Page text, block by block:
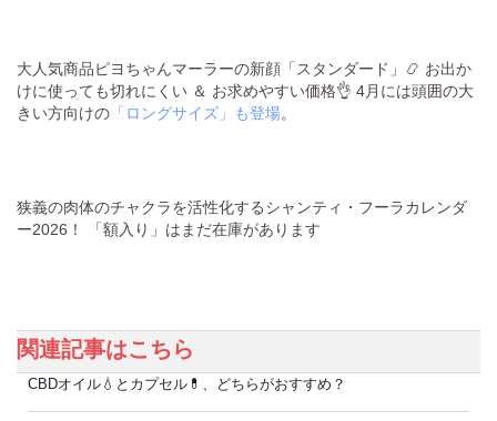
大人気商品ピヨちゃんマーラーの新顔「スタンダード」📿 お出か
けに使っても切れにくい ＆ お求めやすい価格👌 4月には頭囲の大
きい方向けの 「ロングサイズ」も登場。
狭義の肉体のチャクラを活性化するシャンティ・フーラカレンダ
ー2026！ 「額入り」はまだ在庫があります
関連記事はこちら
CBDオイル💧とカプセル💊、どちらがおすすめ？